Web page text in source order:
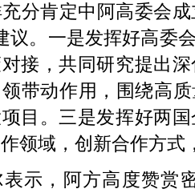
分肯定中阿高委会
议。一是发挥好高委
接，共同研究提出
带动作用，围绕高
目。三是发挥好两
领域，创新合作方式
表示，阿方高度赞赏